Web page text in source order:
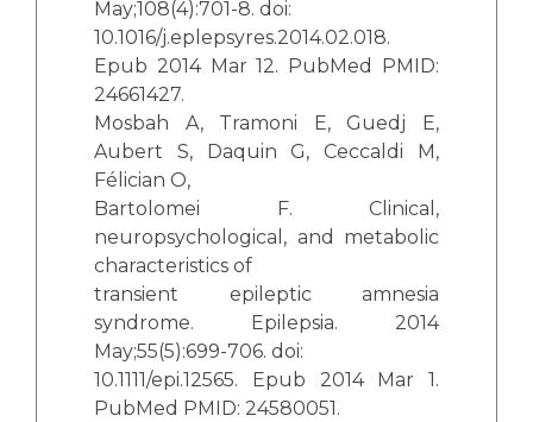
May;108(4):701-8. doi:
10.1016/j.eplepsyres.2014.02.018.
Epub 2014 Mar 12. PubMed PMID:
24661427.
Mosbah A, Tramoni E, Guedj E,
Aubert S, Daquin G, Ceccaldi M,
Félician O,
Bartolomei F. Clinical,
neuropsychological, and metabolic
characteristics of
transient epileptic amnesia
syndrome. Epilepsia. 2014
May;55(5):699-706. doi:
10.1111/epi.12565. Epub 2014 Mar 1.
PubMed PMID: 24580051.